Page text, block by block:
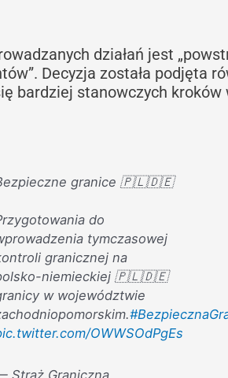
działań jest
Decyzja została podjęta
bardziej stanowczych kroków
granice 🇵🇱🇩🇪
do
tymczasowej
granicznej na
niemieckiej 🇵🇱🇩🇪
w województwie
OWWSOdPgEs
Straż Graniczna